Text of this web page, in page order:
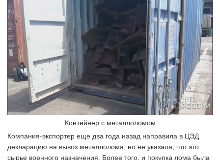
Контейнер с металлоломом
Компания-экспортер еще два года назад направила в ЦЭД
декларацию на вывоз металлолома, но не указала, что это
сырье военного назначения. Более того, и покупка лома была